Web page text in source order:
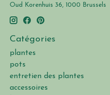
Oud Korenhuis 36, 1000 Brussels
Catégories
plantes
pots
entretien des plantes
accessoires